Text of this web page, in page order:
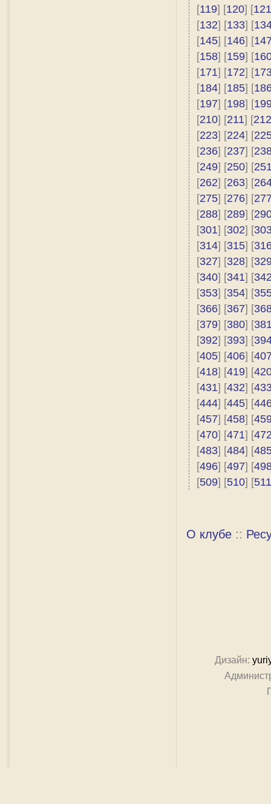
[119] [120] [121
[132] [133] [
[145] [146] [
[158] [159] [
[171] [172] [
[184] [185] [
[197] [198] [
[210] [211] [212
[223] [224] [
[236] [237] [
[249] [250] [
[262] [263] [
[275] [276] [
[288] [289] [
[301] [302] [
[314] [315] [
[327] [328] [
[340] [341] [
[353] [354] [
[366] [367] [
[379] [380] [
[392] [393] [
[405] [406] [
[418] [419] [
[431] [432] [
[444] [445] [
[457] [458] [
[470] [471] [
[483] [484] [
[496] [497] [
[509] [510] [511
О клубе ::
Дизайн: